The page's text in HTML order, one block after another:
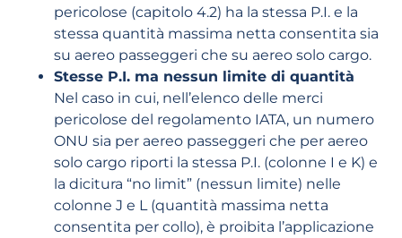
pericolose (capitolo 4.2) ha la stessa P.I. e la
stessa quantità massima netta consentita sia
su aereo passeggeri che su aereo solo cargo.
Stesse P.I. ma nessun limite di quantità
Nel caso in cui, nell’elenco delle merci
pericolose del regolamento IATA, un numero
ONU sia per aereo passeggeri che per aereo
solo cargo riporti la stessa P.I. (colonne I e K) e
la dicitura “no limit” (nessun limite) nelle
colonne J e L (quantità massima netta
consentita per collo), è proibita l’applicazione